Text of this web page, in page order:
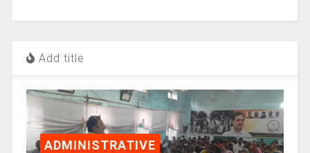
Add title
ADMINISTRATIVE